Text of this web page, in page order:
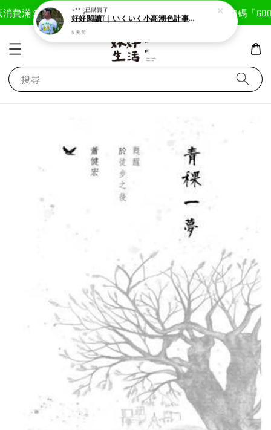
費滿＄1800免運費 現在去購物！ 首次註冊輸入折扣碼「
搜尋
⋆** ༘已購買了
好好閱讀T｜いくいく小高潮色計事務所X好好生活書店聯名款